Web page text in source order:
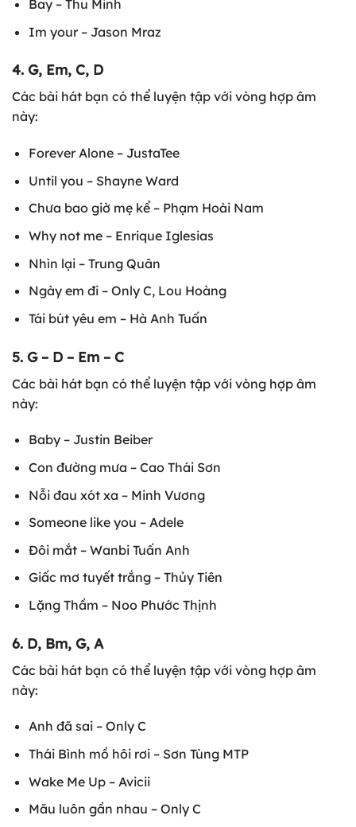
Bay – Thu Minh
Im your – Jason Mraz
4. G, Em, C, D
Các bài hát bạn có thể luyện tập với vòng hợp âm
này:
Forever Alone – JustaTee
Until you – Shayne Ward
Chưa bao giờ mẹ kể – Phạm Hoài Nam
Why not me – Enrique Iglesias
Nhìn lại – Trung Quân
Ngày em đi – Only C, Lou Hoàng
Tái bút yêu em – Hà Anh Tuấn
5. G – D – Em – C
Các bài hát bạn có thể luyện tập với vòng hợp âm
này:
Baby – Justin Beiber
Con đường mưa – Cao Thái Sơn
Nỗi đau xót xa – Minh Vương
Someone like you – Adele
Đôi mắt – Wanbi Tuấn Anh
Giấc mơ tuyết trắng – Thủy Tiên
Lặng Thầm – Noo Phước Thịnh
6. D, Bm, G, A
Các bài hát bạn có thể luyện tập với vòng hợp âm
này:
Anh đã sai – Only C
Thái Bình mồ hôi rơi – Sơn Tùng MTP
Wake Me Up – Avicii
Mãu luôn gần nhau – Only C